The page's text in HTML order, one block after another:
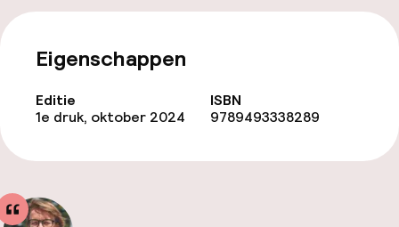
Eigenschappen
Editie
1e druk, oktober 2024
ISBN
9789493338289